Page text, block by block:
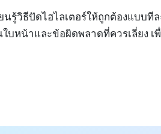
นรู้วิธีปัดไฮไลเตอร์ให้ถูกต้องแบบ
บหน้าและข้อผิดพลาดที่ควรเลี่ยง เ